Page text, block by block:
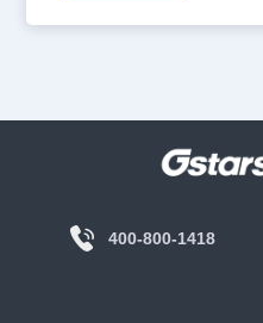
400-800-1418